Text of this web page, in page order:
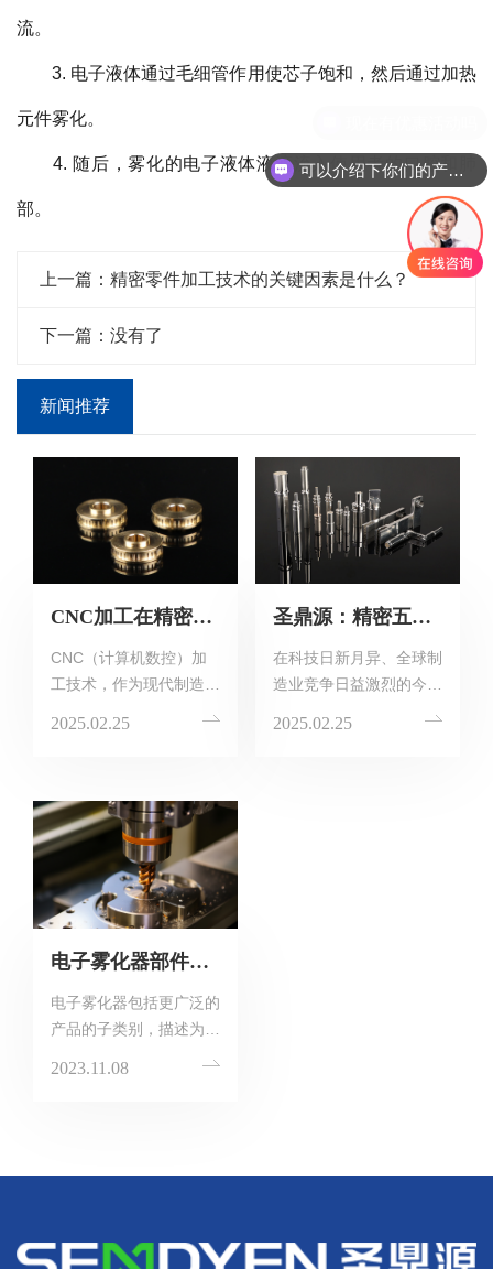
流。
3. 电子液体通过毛细管作用使芯子饱和，然后通过加热
元件雾化。
4. 随后，雾化的电子液体液滴流入使用者的口腔和肺
部。
上一篇：精密零件加工技术的关键因素是什么？
下一篇：没有了
新闻推荐
CNC加工在精密机械零件制造中的应用
CNC（计算机数控）加
工技术，作为现代制造业
用。这一技术通过计算机
程序精确控制机床的运动
和加工操作，实现了从图
纸到成品的无缝转化，为
精密机械零件的生产带来
了革命性的变革。
2025.02.25
圣鼎源：精密五金加工行业的未来展望
在科技日新月异、全球制
造业竞争日益激烈的今
天，精密五金加工行业正
2025.02.25
电子雾化器部件生产厂家为你解读电子雾化器的结构原理
电子雾化器包括更广泛的
产品的子类别，描述为个
人雾化器(PV)，高级个人
必要的。
2023.11.08
可以介绍下你们的产品么